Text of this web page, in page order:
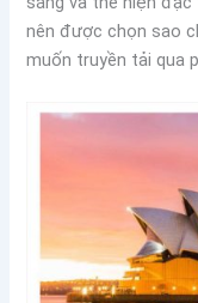
nên được chọn sao
muốn truyền tải qua